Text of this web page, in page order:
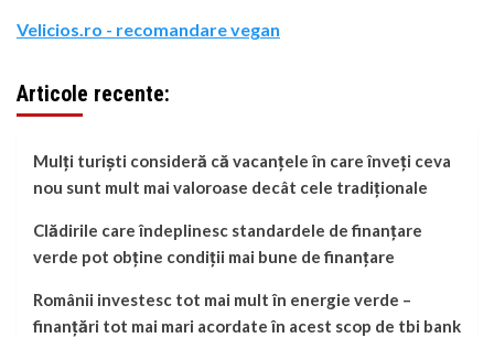
Velicios.ro - recomandare vegan
Articole recente:
Mulți turiști consideră că vacanțele în care înveți ceva
nou sunt mult mai valoroase decât cele tradiționale
Clădirile care îndeplinesc standardele de finanțare
verde pot obține condiții mai bune de finanțare
Românii investesc tot mai mult în energie verde –
finanțări tot mai mari acordate în acest scop de tbi bank